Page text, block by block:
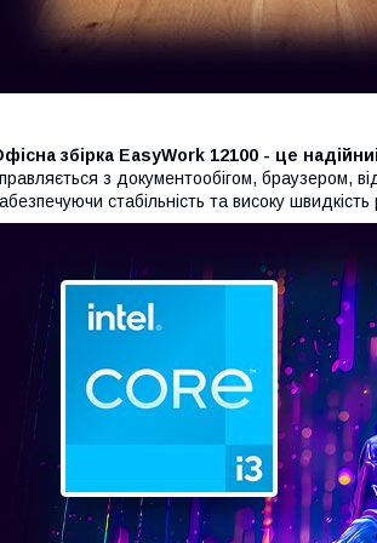
збірка EasyWork 12100 - це
з документообігом, браузером,
стабільність та високу